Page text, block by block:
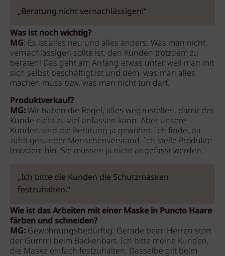
„Beratung nicht vernachlässigen!“
Was ist noch wichtig?
MG: Es ist alles neu und alles anders. Was man nicht
vernachlässigen sollte ist, den Kunden trotzdem zu
beraten! Das geht am Anfang etwas unter, weil man mit
sich selbst beschäftigt ist und dem, was man alles
machen muss bzw. was man nicht tun darf.
Produktverkauf?
MG:Wir haben die Regel, alles wegzustellen, damit der
Kunde nicht zu viel anfassen kann. Aber unsere
Kunden sind die Beratung ja gewohnt. Ich finde, da
zählt gesunder Menschenverstand. Ich stelle Produkte
trotzdem hin. Sie müssen ja nicht angefasst werden.
„Ich bitte die Kunden die Schutzmasken
festzuhalten.“
Wie ist das Arbeiten mit einer Maske in Puncto Haare
färben und schneiden?
MG: Gewöhnungsbedürftig. Gerade beim Herren stört
der Gummi beim Backenbart. Ich bitte meine Kunden,
die Maske einfach festzuhalten. Dasselbe gilt beim